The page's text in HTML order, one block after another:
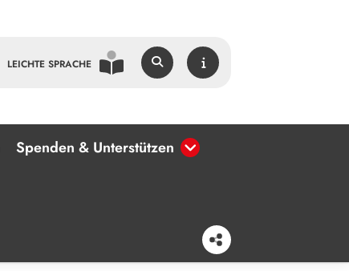
LEICHTE SPRACHE
Spenden & Unterstützen